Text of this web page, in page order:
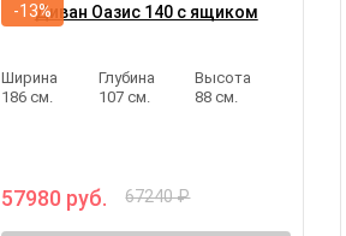
Диван Оазис 140 с ящиком
Ширина
186 см.
Глубина
107 см.
Высота
88 см.
57980 руб. 67240 ₽
-13%